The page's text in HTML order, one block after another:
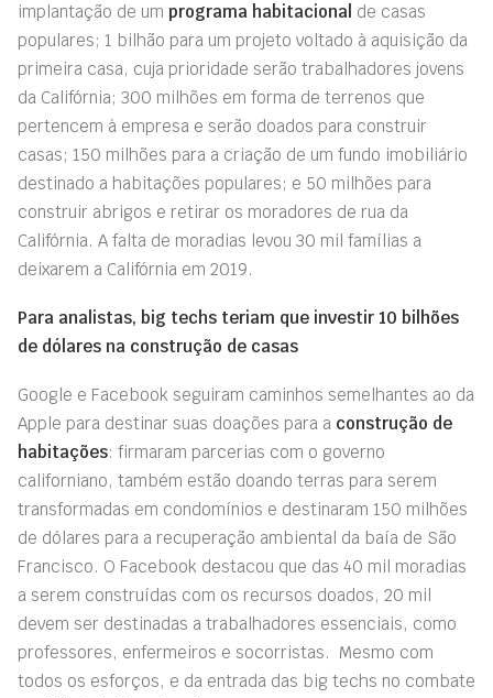
implantação de um programa habitacional de casas
populares; 1 bilhão para um projeto voltado à aquisição da
primeira casa, cuja prioridade serão trabalhadores jovens
da Califórnia; 300 milhões em forma de terrenos que
pertencem à empresa e serão doados para construir
casas; 150 milhões para a criação de um fundo imobiliário
destinado a habitações populares; e 50 milhões para
construir abrigos e retirar os moradores de rua da
Califórnia. A falta de moradias levou 30 mil famílias a
deixarem a Califórnia em 2019.
Para analistas, big techs teriam que investir 10 bilhões
de dólares na construção de casas
Google e Facebook seguiram caminhos semelhantes ao da
Apple para destinar suas doações para a construção de
habitações: firmaram parcerias com o governo
californiano, também estão doando terras para serem
transformadas em condomínios e destinaram 150 milhões
de dólares para a recuperação ambiental da baía de São
Francisco. O Facebook destacou que das 40 mil moradias
a serem construídas com os recursos doados, 20 mil
devem ser destinadas a trabalhadores essenciais, como
professores, enfermeiros e socorristas. Mesmo com
todos os esforços, e da entrada das big techs no combate